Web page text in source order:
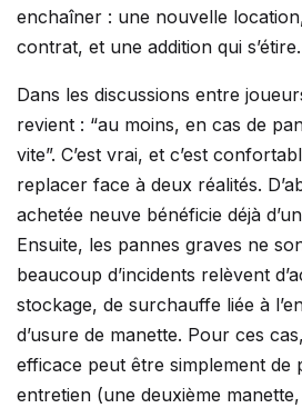
enchaîner : une nouvelle
contrat, et une addition qui s’étire.
Dans les discussions entre
revient : “au moins, en cas de
vite”. C’est vrai, et c’est
replacer face à deux réalités.
achetée neuve bénéficie déjà
Ensuite, les pannes graves ne
beaucoup d’incidents relèvent
stockage, de surchauffe liée à
d’usure de manette. Pour ces
efficace peut être simplement de
entretien (une deuxième